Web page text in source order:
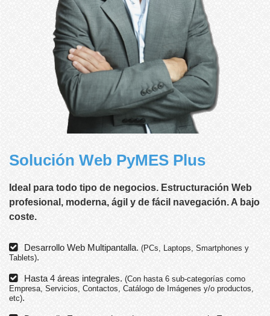
Solución Web PyMES Plus
Ideal para todo tipo de negocios. Estructuración Web
profesional, moderna, ágil y de fácil navegación. A bajo
coste.
Desarrollo Web Multipantalla. (PCs, Laptops, Smartphones y
Tablets).
Hasta 4 áreas integrales. (Con hasta 6 sub-categorías como
Empresa, Servicios, Contactos, Catálogo de Imágenes y/o productos,
etc).